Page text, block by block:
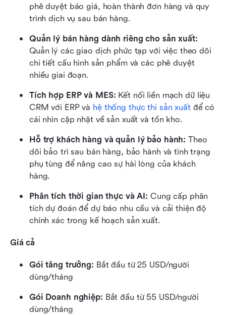
phê duyệt báo giá, hoàn thành đơn hàng và quy
trình dịch vụ sau bán hàng.
Quản lý bán hàng dành riêng cho sản xuất:
Quản lý các giao dịch phức tạp với việc theo dõi
chi tiết cấu hình sản phẩm và các phê duyệt
nhiều giai đoạn.
Tích hợp ERP và MES: Kết nối liền mạch dữ liệu
CRM với ERP và hệ thống thực thi sản xuất để có
cái nhìn cập nhật về sản xuất và tồn kho.
Hỗ trợ khách hàng và quản lý bảo hành: Theo
dõi bảo trì sau bán hàng, bảo hành và tình trạng
phụ tùng để nâng cao sự hài lòng của khách
hàng.
Phân tích thời gian thực và AI: Cung cấp phân
tích dự đoán để dự báo nhu cầu và cải thiện độ
chính xác trong kế hoạch sản xuất.
Giá cả
Gói tăng trưởng: Bắt đầu từ 25 USD/người
dùng/tháng
Gói Doanh nghiệp: Bắt đầu từ 55 USD/người
dùng/tháng